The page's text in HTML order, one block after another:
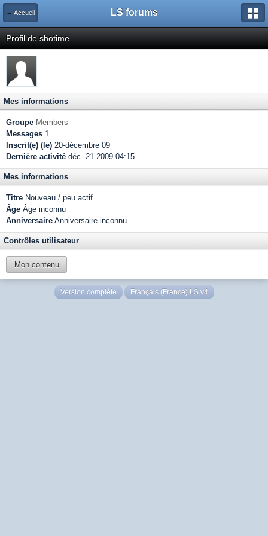
← Accueil LS forums
Profil de shotime
Mes informations
Groupe Members
Messages 1
Inscrit(e) (le) 20-décembre 09
Dernière activité déc. 21 2009 04:15
Mes informations
Titre Nouveau / peu actif
Âge Âge inconnu
Anniversaire Anniversaire inconnu
Contrôles utilisateur
Mon contenu
Version complète Français (France) LS v4